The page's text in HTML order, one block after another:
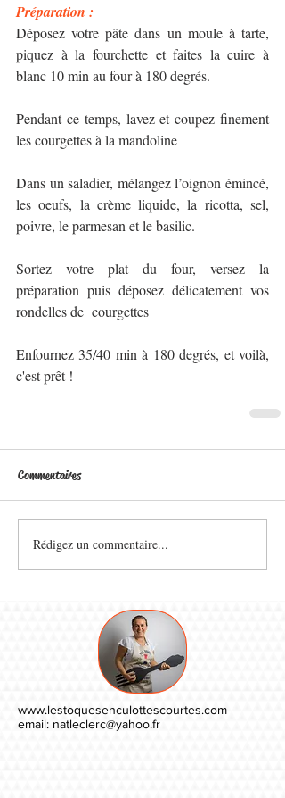
Préparation :
Déposez votre pâte dans un moule à tarte,
piquez à la fourchette et faites la cuire à
blanc 10 min au four à 180 degrés.
Pendant ce temps, lavez et coupez finement
les courgettes à la mandoline
Dans un saladier, mélangez l’oignon émincé,
les oeufs, la crème liquide, la ricotta, sel,
poivre, le parmesan et le basilic.
Sortez votre plat du four, versez la
préparation puis déposez délicatement vos
rondelles de  courgettes
Enfournez 35/40 min à 180 degrés, et voilà,
c'est prêt !
Commentaires
Rédigez un commentaire...
www.lestoquesenculottescourtes.com
email: natleclerc@yahoo.fr